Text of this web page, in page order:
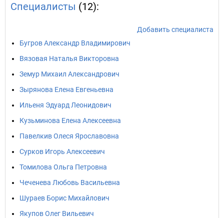
Специалисты (12):
Добавить специалиста
Бугров Александр Владимирович
Вязовая Наталья Викторовна
Земур Михаил Александрович
Зырянова Елена Евгеньевна
Ильеня Эдуард Леонидович
Кузьминова Елена Алексеевна
Павелкив Олеся Ярославовна
Сурков Игорь Алексеевич
Томилова Ольга Петровна
Чеченева Любовь Васильевна
Шураев Борис Михайлович
Якупов Олег Вильевич